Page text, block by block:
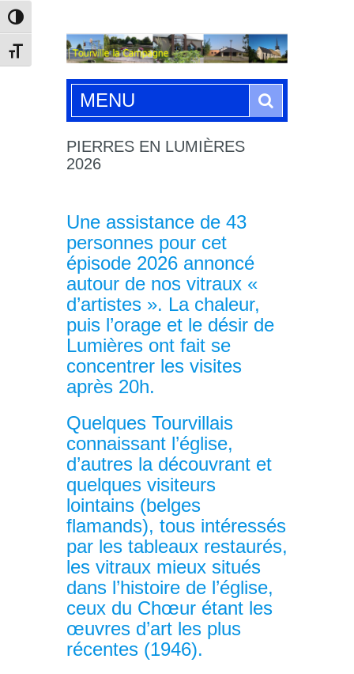
Passer en contraste élevé
Changer la taille de la police
MENU
PIERRES EN LUMIÈRES
2026
Une assistance de 43
personnes pour cet
épisode 2026 annoncé
autour de nos vitraux «
d’artistes ». La chaleur,
puis l’orage et le désir de
Lumières ont fait se
concentrer les visites
après 20h.
Quelques Tourvillais
connaissant l’église,
d’autres la découvrant et
quelques visiteurs
lointains (belges
flamands), tous intéressés
par les tableaux restaurés,
les vitraux mieux situés
dans l’histoire de l’église,
ceux du Chœur étant les
œuvres d’art les plus
récentes (1946).